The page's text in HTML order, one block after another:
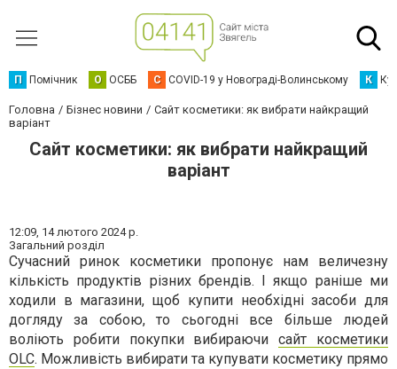
П Помічник О ОСББ C COVID-19 у Новограді-Волинському К
Головна Бізнес новини
Сайт косметики: як вибрати найкращий
варіант
Сайт косметики: як вибрати найкращий
варіант
12:09, 14 лютого 2024 р.
Загальний розділ
Сучасний ринок косметики пропонує нам величезну
кількість продуктів різних брендів. І якщо раніше ми
ходили в магазини, щоб купити необхідні засоби для
догляду за собою, то сьогодні все більше людей
воліють робити покупки вибираючисайт косметики
OLC. Можливість вибирати та купувати косметику прямо